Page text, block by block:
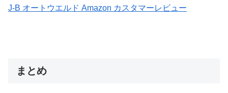
J-B オートウエルド Amazon カスタマーレビュー
まとめ